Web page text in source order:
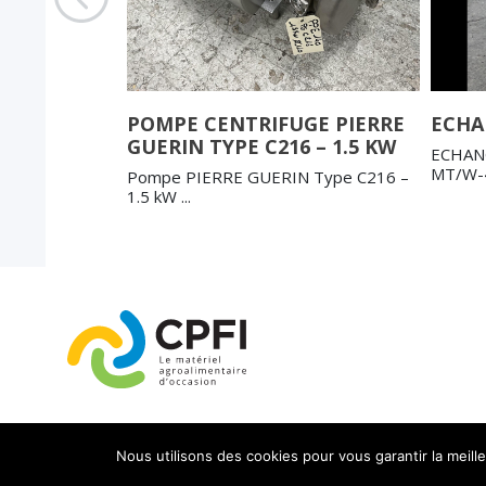
POMPE CENTRIFUGE PIERRE
GUERIN TYPE C216 – 1.5 KW
Pompe PIERRE GUERIN Type C216 –
1.5 kW ...
MT/
© 2019 IKADIA. All Rights Reserved. Découvrez les servives du
Nous utilisons des cookies pour vous garantir la